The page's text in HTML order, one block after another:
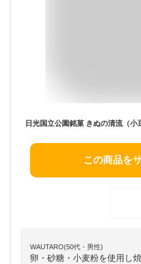
この商品を
WAUTARO(50代・男性)
卵・砂糖・小麦粉を使用し